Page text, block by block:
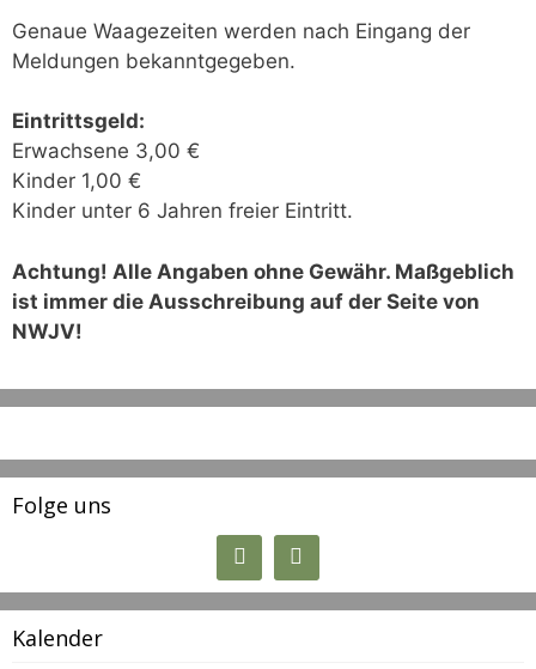
Genaue Waagezeiten werden nach Eingang der
Meldungen bekanntgegeben.
Eintrittsgeld:
Erwachsene 3,00 €
Kinder 1,00 €
Kinder unter 6 Jahren freier Eintritt.
Achtung! Alle Angaben ohne Gewähr. Maßgeblich
ist immer die Ausschreibung auf der Seite von
NWJV!
Folge uns
Kalender